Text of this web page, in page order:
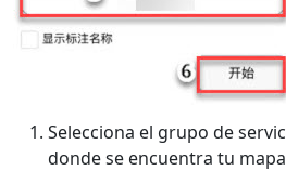
Selecciona el grupo de
donde se encuentra tu